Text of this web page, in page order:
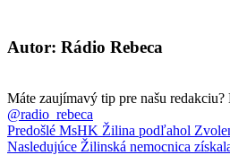
Autor: Rádio Rebeca
Máte zaujímavý tip pre našu
@radio_rebeca
Predošlé MsHK Žilina podľahol
Nasledujúce Žilinská nemocnica